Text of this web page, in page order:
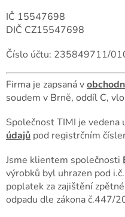
IČ 15547698
DIČ CZ15547698
Číslo účtu: 235849711/
Firma je zapsaná v
soudem v Brně, oddíl C,
Společnost TIMI je vedena
údajů pod registrčním
Jsme klientem společnosti
výrobků byl uhrazen pod
poplatek za zajištění
odpadu dle zákona č.447/